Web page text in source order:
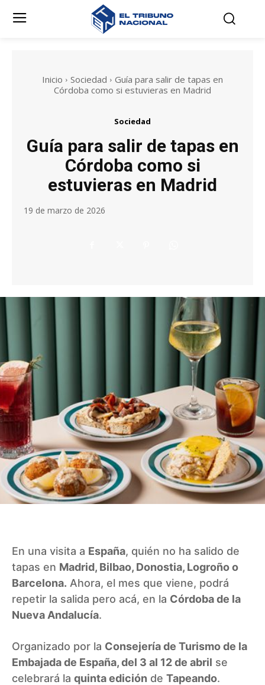
Inicio Sociedad
Guía para salir de tapas en
Córdoba como si estuvieras en Madrid
Sociedad
Guía para salir de tapas en
Córdoba como si
estuvieras en Madrid
19 de marzo de 2026
En una visita a España, quién no ha salido de
tapas en Madrid, Bilbao, Donostia, Logroño o
Barcelona. Ahora, el mes que viene, podrá
repetir la salida pero acá, en la Córdoba de la
Nueva Andalucía.
Organizado por la Consejería de Turismo de la
Embajada de España, del 3 al 12 de abril se
celebrará la quinta edición de Tapeando.